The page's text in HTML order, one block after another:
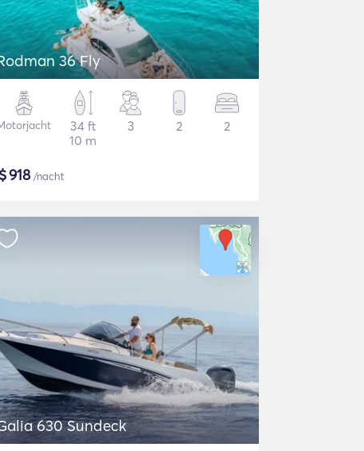
36 Fly
34 ft
10 m
3 2 2
$918/nacht
630 Sundeck